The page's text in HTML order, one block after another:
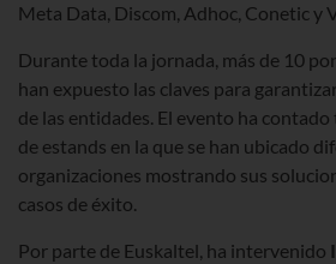
Meta Data, Discom, Adhoc, Conetic y
Durante toda la jornada, más de 10
han expuesto las claves para
de las entidades. El evento ha
de estands en la que se han ubicado
organizaciones mostrando sus
casos de éxito.
Por parte de Euskaltel, ha intervenido